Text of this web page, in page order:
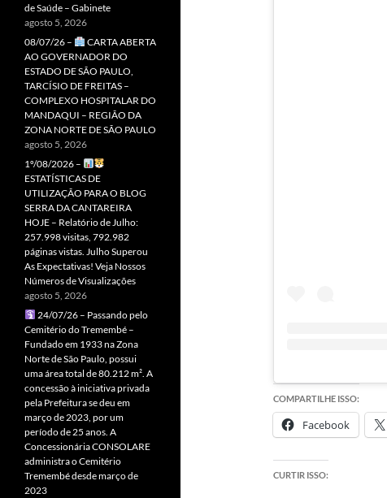
COMPARTILHE ISSO:
Facebook
CURTIR ISSO:
de Saúde – Gabinete
agosto 5, 2026
08/07/26 –
CARTA ABERTA
AO GOVERNADOR DO
ESTADO DE SÃO PAULO,
TARCÍSIO DE FREITAS –
COMPLEXO HOSPITALAR DO
MANDAQUI – REGIÃO DA
ZONA NORTE DE SÃO PAULO
agosto 5, 2026
1º/08/2026 –
ESTATÍSTICAS DE
UTILIZAÇÃO PARA O BLOG
SERRA DA CANTAREIRA
HOJE – Relatório de Julho:
257.998 visitas, 792.982
páginas vistas. Julho Superou
As Expectativas! Veja Nossos
Números de Visualizações
agosto 5, 2026
24/07/26 – Passando pelo
Cemitério do Tremembé –
Fundado em 1933 na Zona
Norte de São Paulo, possui
uma área total de 80.212 m². A
concessão à iniciativa privada
pela Prefeitura se deu em
março de 2023, por um
período de 25 anos. A
Concessionária CONSOLARE
administra o Cemitério
Tremembé desde março de
2023